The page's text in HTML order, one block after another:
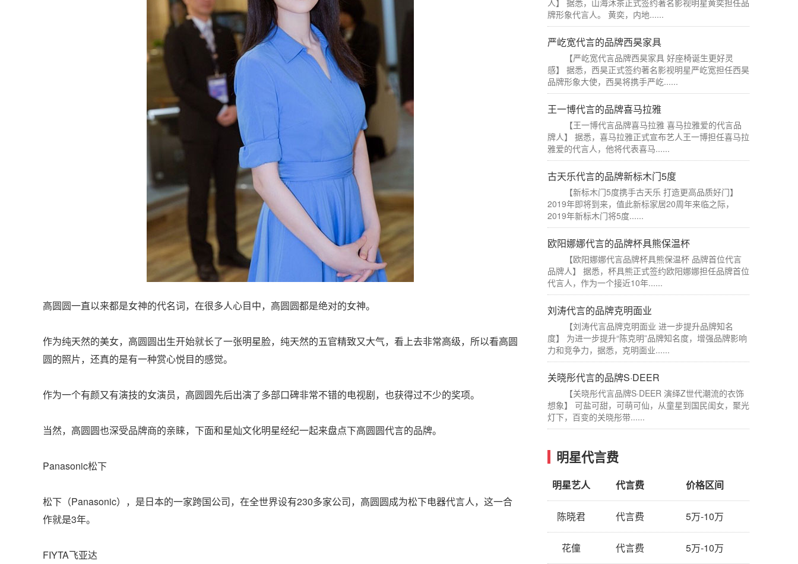
高圆圆一直以来都是女神的代名词，在很多人心目中，高圆圆都是绝对的女神。
作为纯天然的美女，高圆圆出生开始就长了一张明星脸，纯天然的五官精致又大气，看上去非常高级，所以看高圆
圆的照片，还真的是有一种赏心悦目的感觉。
作为一个有颜又有演技的女演员，高圆圆先后出演了多部口碑非常不错的电视剧，也获得过不少的奖项。
当然，高圆圆也深受品牌商的亲睐，下面和星灿文化明星经纪一起来盘点下高圆圆代言的品牌。
Panasonic松下
松下（Panasonic），是日本的一家跨国公司，在全世界设有230多家公司，高圆圆成为松下电器代言人，这一合
作就是3年。
FIYTA飞亚达
人】 据悉，山海沐茶正式签约著名影视明星黄奕担任品
牌形象代言人。 黄奕，内地......
严屹宽代言的品牌西昊家具
【严屹宽代言品牌西昊家具 好座椅诞生更好灵
感】 据悉，西昊正式签约著名影视明星严屹宽担任西昊
品牌形象大使，西昊将携手严屹......
王一博代言的品牌喜马拉雅
【王一博代言品牌喜马拉雅 喜马拉雅爱的代言品
牌人】 据悉，喜马拉雅正式宣布艺人王一博担任喜马拉
雅爱的代言人，他将代表喜马......
古天乐代言的品牌新标木门5度
【新标木门5度携手古天乐 打造更高品质好门】
2019年即将到来，值此新标家居20周年来临之际，
2019年新标木门将5度......
欧阳娜娜代言的品牌杯具熊保温杯
【欧阳娜娜代言品牌杯具熊保温杯 品牌首位代言
品牌人】 据悉，杯具熊正式签约欧阳娜娜担任品牌首位
代言人，作为一个接近10年......
刘涛代言的品牌克明面业
【刘涛代言品牌克明面业 进一步提升品牌知名
度】 为进一步提升“陈克明”品牌知名度，增强品牌影响
力和竞争力，据悉，克明面业......
关晓彤代言的品牌S·DEER
【关晓彤代言品牌S·DEER 演绎Z世代潮流的衣饰
想象】 可盐可甜，可萌可仙，从童星到国民闺女，聚光
灯下，百变的关晓彤带......
明星代言费
明星艺人 代言费 价格区间
陈晓君 代言费 5万-10万
花僮 代言费 5万-10万